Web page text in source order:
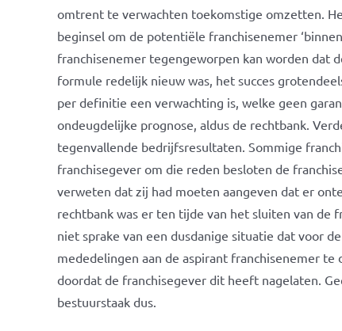
omtrent te verwachten toekomstige omzetten.
beginsel om de potentiële franchisenemer
franchisenemer tegengeworpen kan worden dat
formule redelijk nieuw was, het succes
per definitie een verwachting is, welke geen
ondeugdelijke prognose, aldus de rechtbank.
tegenvallende bedrijfsresultaten. Sommige
franchisegever om die reden besloten de
verweten dat zij had moeten aangeven dat er
rechtbank was er ten tijde van het sluiten van de
niet sprake van een dusdanige situatie dat voor
mededelingen aan de aspirant franchisenemer
doordat de franchisegever dit heeft nagelaten.
bestuurstaak dus.